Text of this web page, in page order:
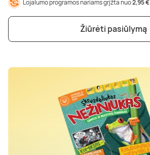
Lojalumo programos nariams grįžta nuo2,95 €
Žiūrėti pasiūlymą